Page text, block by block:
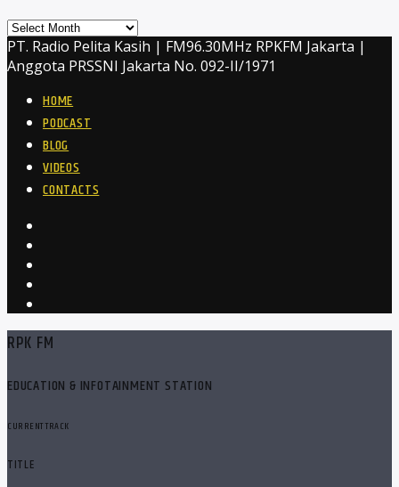
Archives
PT. Radio Pelita Kasih | FM96.30MHz RPKFM Jakarta |
Anggota PRSSNI Jakarta No. 092-II/1971
HOME
PODCAST
BLOG
VIDEOS
CONTACTS
RPK FM
EDUCATION & INFOTAINMENT STATION
CURRENT TRACK
TITLE